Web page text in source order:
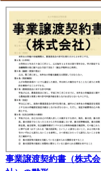
事業譲渡契約書（株式会